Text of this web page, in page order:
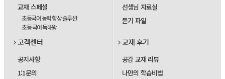
교재 스페셜
초등국어 능력 향상 솔루션
초등 국어 독해왕
선생님 자료실
듣기 파일
고객센터
공지사항
1:1문의
교재 후기
공감 교재 리뷰
나만의 학습비법